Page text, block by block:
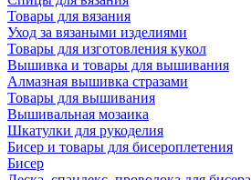
Товары для вязания
Уход за вязаными изделиями
Товары для изготовления кукол
Вышивка и товары для вышивания
Алмазная вышивка стразами
Товары для вышивания
Вышивальная мозаика
Шкатулки для рукоделия
Бисер и товары для бисероплетения
Бисер